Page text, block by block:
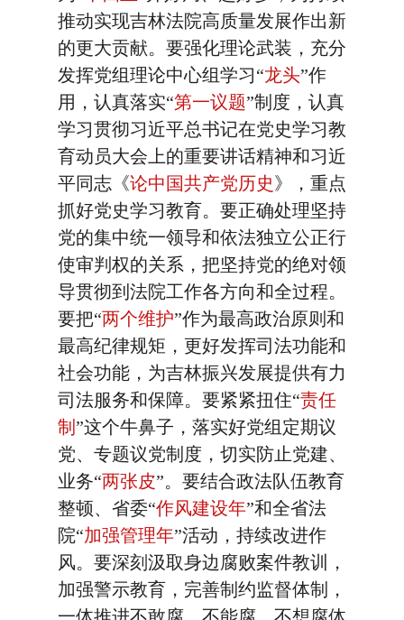
推动实现吉林法院高质量发展作出新
的更大贡献。要强化理论武装，充分
发挥党组理论中心组学习“龙头”作
用，认真落实“第一议题”制度，认真
学习贯彻习近平总书记在党史学习教
育动员大会上的重要讲话精神和习近
平同志《论中国共产党历史》，重点
抓好党史学习教育。要正确处理坚持
党的集中统一领导和依法独立公正行
使审判权的关系，把坚持党的绝对领
导贯彻到法院工作各方向和全过程。
要把“两个维护”作为最高政治原则和
最高纪律规矩，更好发挥司法功能和
社会功能，为吉林振兴发展提供有力
司法服务和保障。要紧紧扭住“责任
制 ”这个牛鼻子，落实好党组定期议
党、专题议党制度，切实防止党建、
业务“两张皮”。要结合政法队伍教育
整顿、省委“作风建设年”和全省法
院“加强管理年”活动，持续改进作
风。要深刻汲取身边腐败案件教训，
加强警示教育，完善制约监督体制，